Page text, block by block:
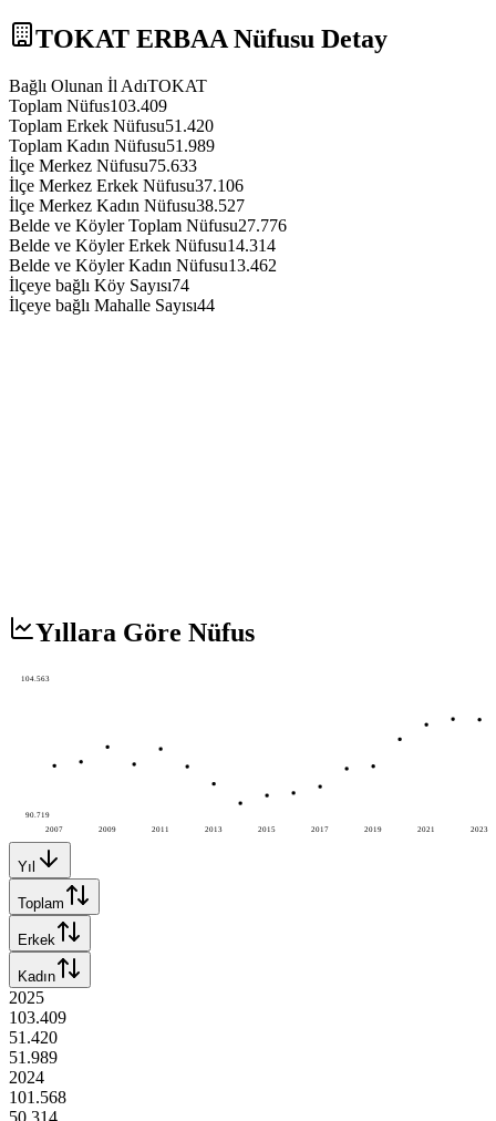
TOKAT ERBAA Nüfusu Detay
Bağlı Olunan İl AdıTOKAT
Toplam Nüfus103.409
Toplam Erkek Nüfusu51.420
Toplam Kadın Nüfusu51.989
İlçe Merkez Nüfusu75.633
İlçe Merkez Erkek Nüfusu37.106
İlçe Merkez Kadın Nüfusu38.527
Belde ve Köyler Toplam Nüfusu27.776
Belde ve Köyler Erkek Nüfusu14.314
Belde ve Köyler Kadın Nüfusu13.462
İlçeye bağlı Köy Sayısı74
İlçeye bağlı Mahalle Sayısı44
Yıllara Göre Nüfus
2007 2009 2011 2013 2015 2017 2019 2021 2023
104.563
90.719
Yıl
Toplam
Erkek
Kadın
2025
103.409
51.420
51.989
2024
101.568
50.314